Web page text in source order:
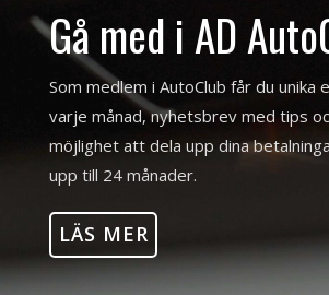
Gå med i AD
Som medlem i AutoClub får du unika
varje månad, nyhetsbrev med tips
möjlighet att dela upp dina
upp till 24 månader.
LÄS MER